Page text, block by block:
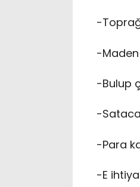
-
-
-Bulup
-
-Para
-E